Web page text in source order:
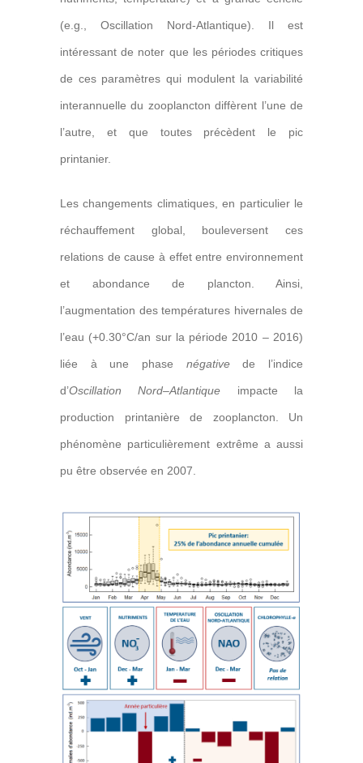
(e.g., Oscillation Nord-Atlantique). Il est
intéressant de noter que les périodes critiques
de ces paramètres qui modulent la variabilité
interannuelle du zooplancton diffèrent l’une de
l’autre, et que toutes précèdent le pic
printanier.
Les changements climatiques, en particulier le
réchauffement global, bouleversent ces
relations de cause à effet entre environnement
et abondance de plancton. Ainsi,
l’augmentation des températures hivernales de
l’eau (+0.30°C/an sur la période 2010 – 2016)
liée à une phase négativede l’indice
d’Oscillation Nord–Atlantique impacte la
production printanière de zooplancton. Un
phénomène particulièrement extrême a aussi
pu être observée en 2007.